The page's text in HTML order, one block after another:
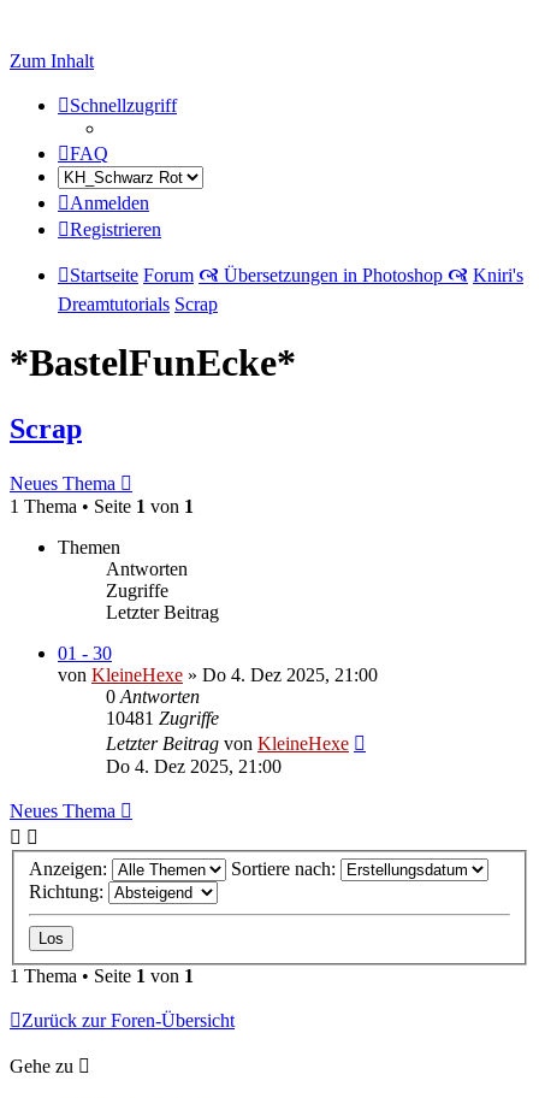
Zum Inhalt
Schnellzugriff
FAQ
Anmelden
Registrieren
Startseite Forum 🙧 Übersetzungen in Photoshop 🙧 Kniri's
Dreamtutorials Scrap
*BastelFunEcke*
Scrap
Neues Thema
1 Thema • Seite 1 von 1
Themen
Antworten
Zugriffe
Letzter Beitrag
01 - 30
von KleineHexe » Do 4. Dez 2025, 21:00
0 Antworten
10481 Zugriffe
Letzter Beitrag von KleineHexe
Do 4. Dez 2025, 21:00
Neues Thema
Anzeigen:
Sortiere nach:
Richtung:
1 Thema • Seite 1 von 1
Zurück zur Foren-Übersicht
Gehe zu